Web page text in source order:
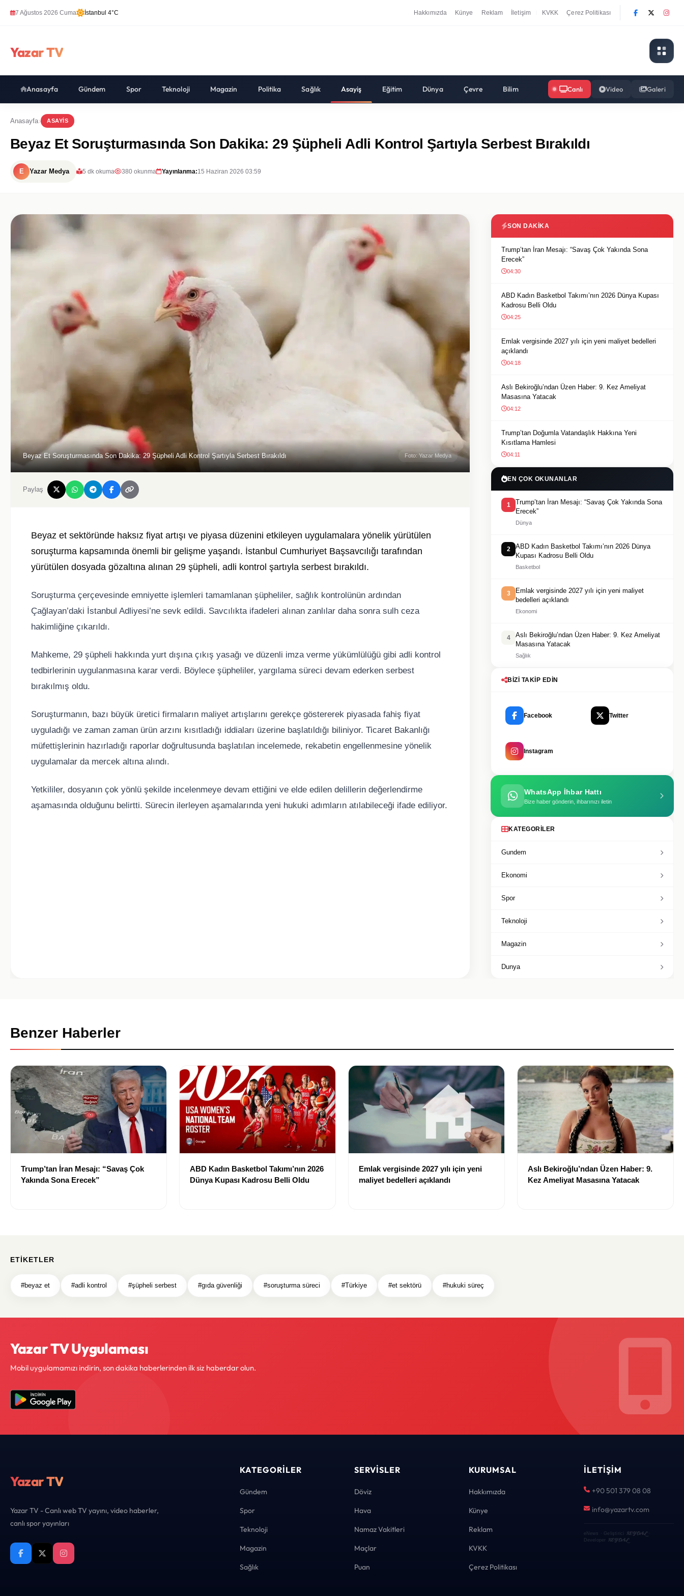
7 Ağustos 2026 Cuma İstanbul 4°C Hakkımızda Künye Reklam İletişim KVKK Çerez Politikası
Yazar TV
Anasayfa Gündem Spor Teknoloji Magazin Politika Sağlık Asayiş Eğitim Dünya Çevre Bilim Canlı Video Galeri
Anasayfa ASAYIS
Beyaz Et Soruşturmasında Son Dakika: 29 Şüpheli Adli Kontrol Şartıyla Serbest Bırakıldı
E Yazar Medya 5 dk okuma 380 okunma Yayınlanma:15 Haziran 2026 03:59
Beyaz Et Soruşturmasında Son Dakika: 29 Şüpheli Adli Kontrol Şartıyla Serbest Bırakıldı Foto: Yazar Medya
Paylaş
Beyaz et sektöründe haksız fiyat artışı ve piyasa düzenini etkileyen uygulamalara yönelik yürütülen
soruşturma kapsamında önemli bir gelişme yaşandı. İstanbul Cumhuriyet Başsavcılığı tarafından
yürütülen dosyada gözaltına alınan 29 şüpheli, adli kontrol şartıyla serbest bırakıldı.
Soruşturma çerçevesinde emniyette işlemleri tamamlanan şüpheliler, sağlık kontrolünün ardından
Çağlayan’daki İstanbul Adliyesi’ne sevk edildi. Savcılıkta ifadeleri alınan zanlılar daha sonra sulh ceza
hakimliğine çıkarıldı.
Mahkeme, 29 şüpheli hakkında yurt dışına çıkış yasağı ve düzenli imza verme yükümlülüğü gibi adli kontrol
tedbirlerinin uygulanmasına karar verdi. Böylece şüpheliler, yargılama süreci devam ederken serbest
bırakılmış oldu.
Soruşturmanın, bazı büyük üretici firmaların maliyet artışlarını gerekçe göstererek piyasada fahiş fiyat
uyguladığı ve zaman zaman ürün arzını kısıtladığı iddiaları üzerine başlatıldığı biliniyor. Ticaret Bakanlığı
müfettişlerinin hazırladığı raporlar doğrultusunda başlatılan incelemede, rekabetin engellenmesine yönelik
uygulamalar da mercek altına alındı.
Yetkililer, dosyanın çok yönlü şekilde incelenmeye devam ettiğini ve elde edilen delillerin değerlendirme
aşamasında olduğunu belirtti. Sürecin ilerleyen aşamalarında yeni hukuki adımların atılabileceği ifade ediliyor.
SON DAKIKA
Trump’tan İran Mesajı: “Savaş Çok Yakında Sona
Erecek”
04:30
ABD Kadın Basketbol Takımı’nın 2026 Dünya Kupası
Kadrosu Belli Oldu
04:25
Emlak vergisinde 2027 yılı için yeni maliyet bedelleri
açıklandı
04:18
Aslı Bekiroğlu’ndan Üzen Haber: 9. Kez Ameliyat
Masasına Yatacak
04:12
Trump’tan Doğumla Vatandaşlık Hakkına Yeni
Kısıtlama Hamlesi
04:11
EN ÇOK OKUNANLAR
1
Trump’tan İran Mesajı: “Savaş Çok Yakında Sona
Erecek”
Dünya
2
ABD Kadın Basketbol Takımı’nın 2026 Dünya
Kupası Kadrosu Belli Oldu
Basketbol
3
Emlak vergisinde 2027 yılı için yeni maliyet
bedelleri açıklandı
Ekonomi
4
Aslı Bekiroğlu’ndan Üzen Haber: 9. Kez Ameliyat
Masasına Yatacak
Sağlık
BIZI TAKIP EDIN
Facebook Twitter
Instagram
WhatsApp İhbar Hattı
Bize haber gönderin, ihbarınızı iletin
KATEGORILER
Gundem
Ekonomi
Spor
Teknoloji
Magazin
Dunya
Benzer Haberler
Trump’tan İran Mesajı: “Savaş Çok
Yakında Sona Erecek”
ABD Kadın Basketbol Takımı’nın 2026
Dünya Kupası Kadrosu Belli Oldu
Emlak vergisinde 2027 yılı için yeni
maliyet bedelleri açıklandı
Aslı Bekiroğlu’ndan Üzen Haber: 9.
Kez Ameliyat Masasına Yatacak
ETIKETLER
#beyaz et #adli kontrol #şüpheli serbest #gıda güvenliği #soruşturma süreci #Türkiye #et sektörü #hukuki süreç
Yazar TV Uygulaması
Mobil uygulamamızı indirin, son dakika haberlerinden ilk siz haberdar olun.
Yazar TV
Yazar TV - Canlı web TV yayını, video haberler,
canlı spor yayınları
KATEGORILER
Gündem
Spor
Teknoloji
Magazin
Sağlık
SERVISLER
Döviz
Hava
Namaz Vakitleri
Maçlar
Puan
KURUMSAL
Hakkımızda
Künye
Reklam
KVKK
Çerez Politikası
İLETIŞIM
+90 501 379 08 08
info@yazartv.com
eNews · Geliştirici KEYDAL·
Developer KEYDAL